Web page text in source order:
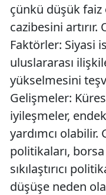
çünkü düşük faiz
cazibesini
Faktörler: Siyasi
uluslararası
yükselmesini
Gelişmeler:
iyileşmeler,
yardımcı
politikaları,
sıkılaştırıcı
düşüşe neden